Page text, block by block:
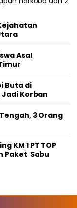
Asal
Buta di
Korban
3 Orang
KM 1 PT TOP
Paket Sabu